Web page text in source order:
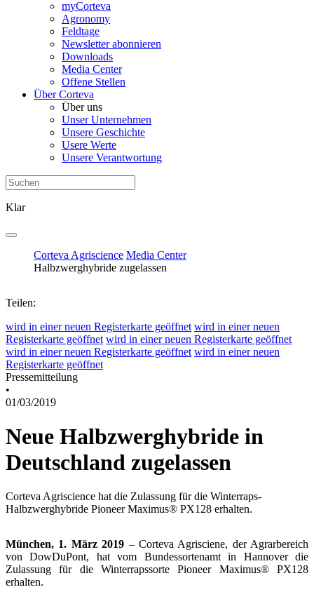
myCorteva
Agronomy
Feldtage
Newsletter abonnieren
Downloads
Media Center
Offene Stellen
Über Corteva
Über uns
Unser Unternehmen
Unsere Geschichte
Usere Werte
Unsere Verantwortung
Klar
Corteva Agriscience Media Center
Halbzwerghybride zugelassen
Teilen:
wird in einer neuen Registerkarte geöffnet wird in einer neuen
Registerkarte geöffnet wird in einer neuen Registerkarte geöffnet
wird in einer neuen Registerkarte geöffnet wird in einer neuen
Registerkarte geöffnet
Pressemitteilung
•
01/03/2019
Neue Halbzwerghybride in
Deutschland zugelassen
Corteva Agriscience hat die Zulassung für die Winterraps-
Halbzwerghybride Pioneer Maximus® PX128 erhalten.
München, 1. März 2019 – Corteva Agrisciene, der Agrarbereich
von DowDuPont, hat vom Bundessortenamt in Hannover die
Zulassung für die Winterrapssorte Pioneer Maximus® PX128
erhalten.